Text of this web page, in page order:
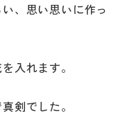
、思い思いに作っ
入れます。
剣でした。